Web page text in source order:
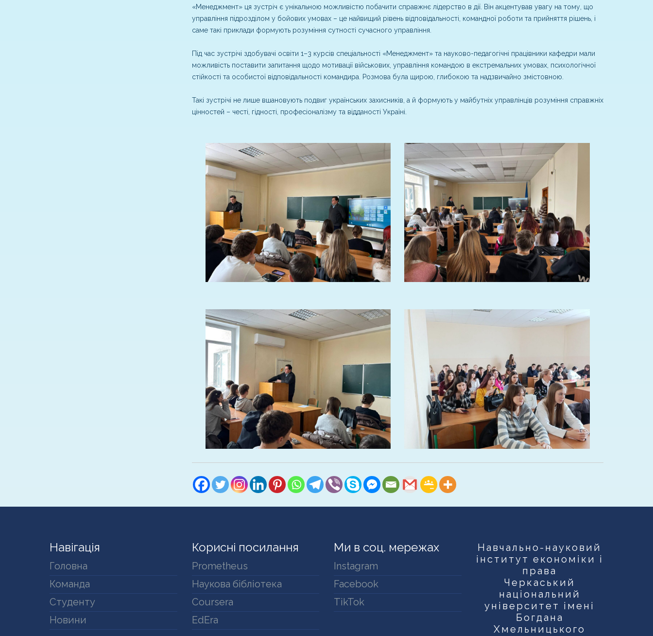
«Менеджмент» ця зустріч є унікальною можливістю побачити справжнє лідерство в дії. Він акцентував увагу на тому, що
управління підрозділом у бойових умовах – це найвищий рівень відповідальності, командної роботи та прийняття рішень, і
саме такі приклади формують розуміння сутності сучасного управління.
Під час зустрічі здобувачі освіти 1–3 курсів спеціальності «Менеджмент» та науково-педагогічні працівники кафедри мали
можливість поставити запитання щодо мотивації військових, управління командою в екстремальних умовах, психологічної
стійкості та особистої відповідальності командира. Розмова була щирою, глибокою та надзвичайно змістовною.
Такі зустрічі не лише вшановують подвиг українських захисників, а й формують у майбутніх управлінців розуміння справжніх
цінностей – честі, гідності, професіоналізму та відданості Україні.
Навігація
Головна
Команда
Студенту
Новини
Корисні посилання
Prometheus
Наукова бібліотека
Coursera
EdEra
Ми в соц. мережах
Instagram
Facebook
TikTok
Навчально-науковий
інститут економіки і
права
Черкаський
національний
університет імені
Богдана
Хмельницького